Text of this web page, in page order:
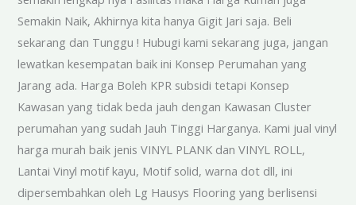
Semakin Naik, Akhirnya kita hanya Gigit Jari saja. Beli
sekarang dan Tunggu ! Hubugi kami sekarang juga, jangan
lewatkan kesempatan baik ini Konsep Perumahan yang
Jarang ada. Harga Boleh KPR subsidi tetapi Konsep
Kawasan yang tidak beda jauh dengan Kawasan Cluster
perumahan yang sudah Jauh Tinggi Harganya. Kami jual vinyl
harga murah baik jenis VINYL PLANK dan VINYL ROLL,
Lantai Vinyl motif kayu, Motif solid, warna dot dll, ini
dipersembahkan oleh Lg Hausys Flooring yang berlisensi